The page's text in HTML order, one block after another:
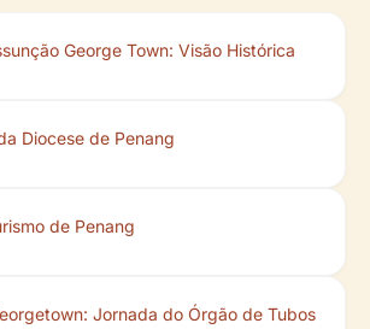
George Town: Visão Histórica
Diocese de Penang
de Penang
Jornada do Órgão de Tubos